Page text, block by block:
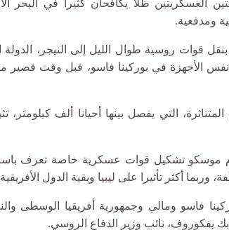
العسكريتين ظلا يكافحان كثيرا في البحر
ومدفعية.
12 أبريل، قامت طائرات "إليوشن 2-76" بنقل قوات روسية طوال الليل إلى
الأجهزة في بوركينا فاسو، قبل وقت قصير
التي يفصل بينها أحيانا ألف
موسكو تشكيل قوات عسكرية خاصة تعرف باسم
أكثر تأثيرا على ليبيا وبقية الدول
فاسو ومالي وجمهورية أفريقيا الوسطى
يفكوروف، نائب وزير الدفاع الروسي.